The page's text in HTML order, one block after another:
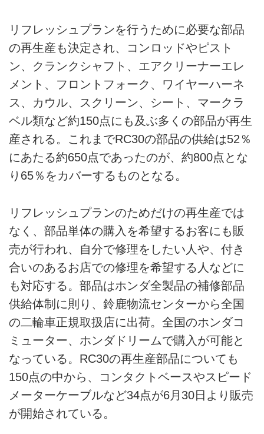
リフレッシュプランを行うために必要な部品
の再生産も決定され、コンロッドやピスト
ン、クランクシャフト、エアクリーナーエレ
メント、フロントフォーク、ワイヤーハーネ
ス、カウル、スクリーン、シート、マークラ
ベル類など約150点にも及ぶ多くの部品が再生
産される。これまでRC30の部品の供給は52％
にあたる約650点であったのが、約800点とな
り65％をカバーするものとなる。
リフレッシュプランのためだけの再生産では
なく、部品単体の購入を希望するお客にも販
売が行われ、自分で修理をしたい人や、付き
合いのあるお店での修理を希望する人などに
も対応する。部品はホンダ全製品の補修部品
供給体制に則り、鈴鹿物流センターから全国
の二輪車正規取扱店に出荷。全国のホンダコ
ミューター、ホンダドリームで購入が可能と
なっている。RC30の再生産部品についても
150点の中から、コンタクトベースやスピード
メーターケーブルなど34点が6月30日より販売
が開始されている。